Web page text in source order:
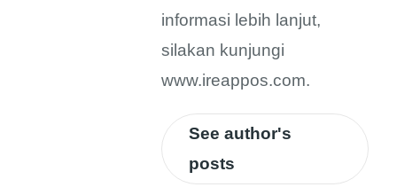
informasi lebih lanjut,
silakan kunjungi
www.ireappos.com.
See author's
posts